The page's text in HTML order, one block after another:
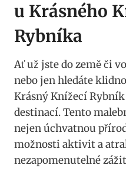
u Krásného
Rybníka
Ať už jste do země či
nebo jen hledáte
Krásný Knížecí
destinací. Tento
nejen úchvatnou
možnosti aktivit a
nezapomenutelné